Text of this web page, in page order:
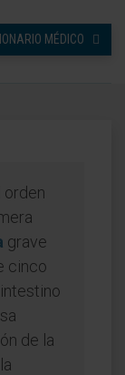
MÉDICO
orden
grave
cinco
de la